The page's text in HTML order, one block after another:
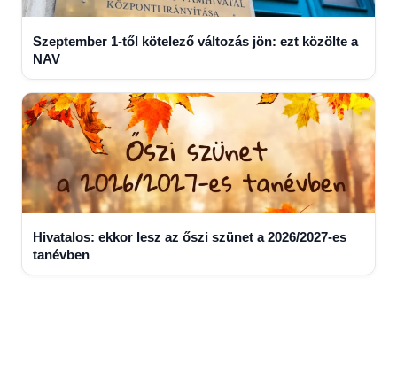
Szeptember 1-től kötelező változás jön: ezt közölte a
NAV
Hivatalos: ekkor lesz az őszi szünet a 2026/2027-es
tanévben